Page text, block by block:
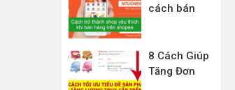
hàng trên
cách bán
quả – Trở
thành Shop
8 Cách Giúp
Tăng Đơn